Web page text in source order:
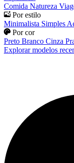
Comida Natureza
Por estilo
Minimalista Simples
Por cor
Preto Branco Cinza
Explorar modelos